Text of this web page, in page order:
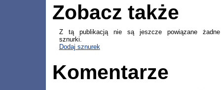
Zobacz także
Z tą publikacją nie są jeszcze powiązane żadne
sznurki.
Dodaj sznurek
Komentarze